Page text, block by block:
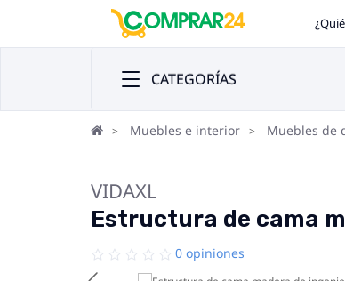
CATEGORÍAS
Muebles e interior Muebles de
VIDAXL
Estructura de cama
0 opiniones